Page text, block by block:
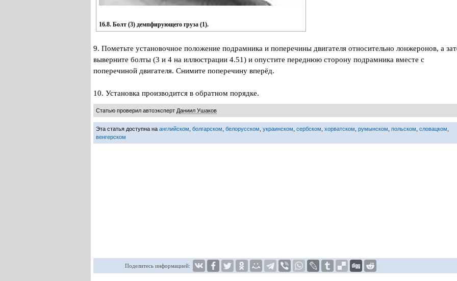
16.8. Болт (3) демпфирующего груза (1).
9. Пометьте установочное положение подрамника и поперечины двигателя относительно лонжеронов, а
выверните болты (3 и 4 на иллюстрации 4.51) и опустите переднюю сторону подрамника вместе с
поперечиной двигателя. Снимите поперечину вперёд.
10. Установка производится в обратном порядке.
Статью проверил автоэксперт Даниил Ушаков
Эта статья доступна на английском болгарском белорусском украинском сербском хорватском румынском польском словацком
венгерском
Поделитесь информацией: